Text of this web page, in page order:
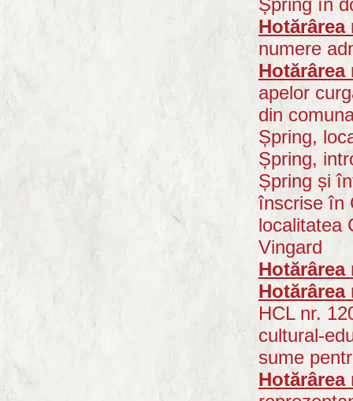
Șpring în
Hotărârea
numere
Hotărârea
apelor
din
Șpring,
Șpring,
Șpring și
înscrise în
localitatea
Vingard
Hotărârea
Hotărârea
HCL nr.
cultural-
sume
Hotărârea